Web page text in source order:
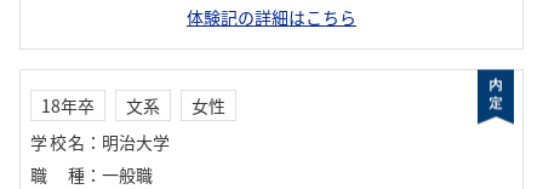
体験記の詳細はこちら
18年卒 文系
女性
学校名 ： 明治大学
職種 ： 一般職